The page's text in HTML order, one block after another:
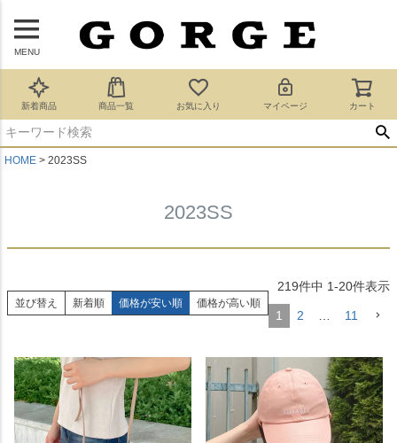
MENU
新着商品 商品一覧 お気に入り マイページ カート
HOME 2023SS
2023SS
並び替え 新着順 価格が安い順 価格が高い順
219件中 1-20件表示
1 2 … 11